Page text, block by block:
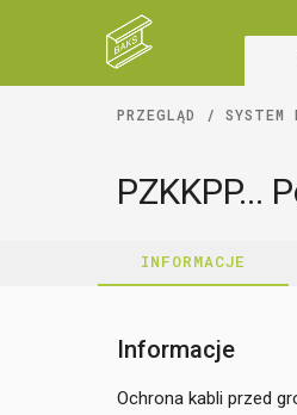
PRZEGLĄD
PZKKPP...
INFORMACJE
Informacje
Ochrona kabli przed